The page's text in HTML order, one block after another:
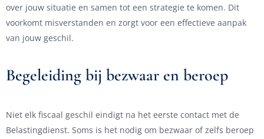
over jouw situatie en samen tot een strategie te komen. Dit
voorkomt misverstanden en zorgt voor een effectieve aanpak
van jouw geschil.
Begeleiding bij bezwaar en beroep
Niet elk fiscaal geschil eindigt na het eerste contact met de
Belastingdienst. Soms is het nodig om bezwaar of zelfs beroep